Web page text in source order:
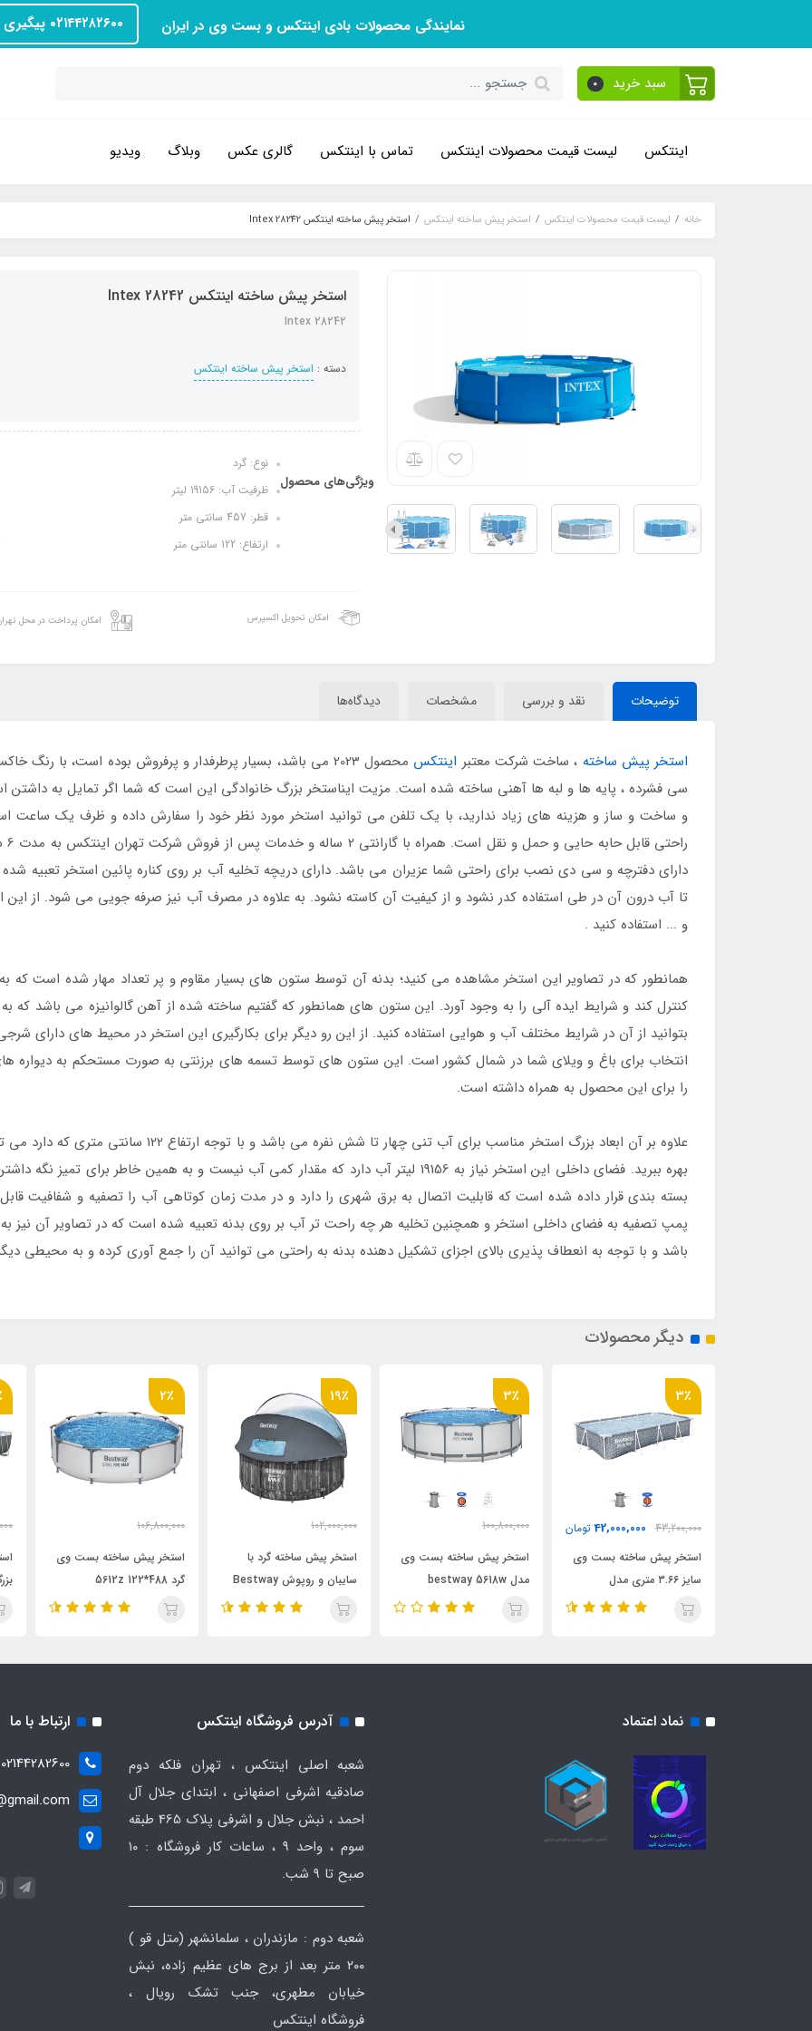
نمایندگی محصولات بادی اینتکس و بست وی در ایران ۰۲۱۴۴۲۸۲۶۰۰ پیگیری سفارش
سبد خرید 0
اینتکس لیست قیمت محصولات اینتکس تماس با اینتکس گالری عکس وبلاگ ویدیو
خانه لیست قیمت محصولات اینتکس استخر پیش ساخته اینتکس استخر پیش ساخته اینتکس Intex 28242
استخر پیش ساخته اینتکس Intex 28242
Intex 28242
دسته : استخر پیش ساخته اینتکس
ویژگی‌های محصول
نوع: گرد
ظرفیت آب: 19156 لیتر
قطر: 457 سانتی متر
ارتفاع: 122 سانتی متر
امکان تحویل اکسپرس امکان پرداخت در محل
توضیحات نقد و بررسی مشخصات دیدگاه‌ها
استخر پیش ساخته ، ساخت شرکت معتبر اینتکس
محصول 2023 می باشد، بسیار پرطرفدار و پرفروش بوده است، با
سی فشرده ، پایه ها و لبه ها آهنی ساخته شده است. مزیت ایناستخر بزرگ خانوادگی این است که شما اگر تمایل به
و ساخت و ساز و هزینه های زیاد ندارید، با یک تلفن می توانید استخر مورد نظر خود را سفارش داده و ظرف یک ساعت
دارای دفترچه و سی دی نصب برای راحتی شما عزیران می باشد. دارای دریچه تخلیه آب بر روی کناره پائین استخر تعبیه
تا آب درون آن در طی استفاده کدر نشود و از کیفیت آن کاسته نشود. به علاوه در مصرف آب نیز صرفه جویی می شود. از این
و ... استفاده کنید .
همانطور که در تصاویر این استخر مشاهده می کنید؛ بدنه آن توسط ستون های بسیار مقاوم و پر تعداد مهار شده است که
کنترل کند و شرایط ایده آلی را به وجود آورد. این ستون های همانطور که گفتیم ساخته شده از آهن گالوانیزه می باشد که
بتوانید از آن در شرایط مختلف آب و هوایی استفاده کنید. از این رو دیگر برای بکارگیری این استخر در محیط های دارای
انتخاب برای باغ و ویلای شما در شمال کشور است. این ستون های توسط تسمه های برزنتی به صورت مستحکم به دیواره
را برای این محصول به همراه داشته است.
علاوه بر آن ابعاد بزرگ استخر مناسب برای آب تنی چهار
بهره ببرید. فضای داخلی این استخر نیاز به 19156 لیتر آب دارد که مقدار کمی آب نیست و به همین
بسته بندی قرار داده شده است که قابلیت اتصال به برق شهری را دارد و در مدت زمان کوتاهی آب را تصفیه و شفافیت
باشد و با توجه به انعطاف پذیری بالای اجزای تشکیل دهنده بدنه به راحتی می توانید آن را جمع آوری کرده و به محیطی
دیگر محصولات
3٪
43,200,000
42,000,000 تومان
استخر پیش ساخته بست وی
سایز ۳.۶۶ متری مدل
Bestway 561fv
3٪
100,800,000
98,400,000 تومان
استخر پیش ساخته بست وی
مدل bestway 5618w
19٪
102,000,000
83,000,000 تومان
استخر پیش ساخته گرد با
سایبان و روپوش Bestway
5619K
2٪
106,800,000
105,600,000 تومان
استخر پیش ساخته بست وی
گرد 488*122 5612z
bestway
نماد اعتماد آدرس فروشگاه اینتکس
شعبه اصلی اینتکس ، تهران فلکه دوم
صادقیه اشرفی اصفهانی ، ابتدای جلال آل
احمد ، نبش جلال و اشرفی پلاک 465 طبقه
سوم ، واحد ۹ ، ساعات کار فروشگاه : ۱۰
صبح تا ۹ شب.
شعبه دوم : مازندران ، سلمانشهر (متل قو )
۲۰۰ متر بعد از برج های عظیم زاده، نبش
خیابان مطهری، جنب تشک رویال ،
فروشگاه اینتکس
ارتباط با ما
02144282600